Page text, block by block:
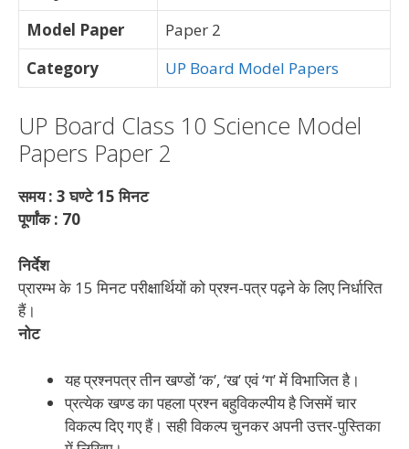
Model Paper
Paper 2
Category
UP Board Model Papers
UP Board Class 10 Science Model
Papers Paper 2
समय : 3 घण्टे 15 मिनट
पूर्णांक: 70
निर्देश
प्रारम्भ के 15 मिनट परीक्षार्थियों को प्रश्न-पत्र पढ़ने के लिए निर्धारित
हैं।
नोट
यह प्रश्नपत्र तीन खण्डों ‘क’, ‘ख’ एवं ‘ग’ में विभाजित है।
प्रत्येक खण्ड का पहला प्रश्न बहुविकल्पीय है जिसमें चार
विकल्प दिए गए हैं। सही विकल्प चुनकर अपनी उत्तर-पुस्तिका